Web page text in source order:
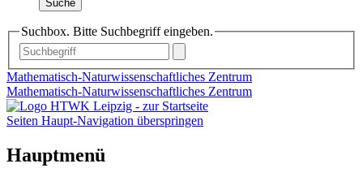
Suche
Suchbox. Bitte Suchbegriff eingeben.
Mathematisch-Naturwissenschaftliches Zentrum
Mathematisch-Naturwissenschaftliches Zentrum
Seiten Haupt-Navigation überspringen
Hauptmenü